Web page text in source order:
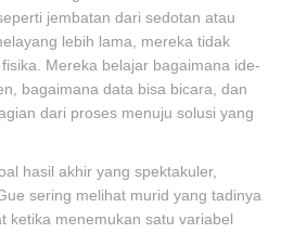
jembatan dari sedotan atau
lebih lama, mereka tidak
Mereka belajar bagaimana ide-
bagaimana data bisa bicara, dan
dari proses menuju solusi yang
hasil akhir yang spektakuler,
sering melihat murid yang tadinya
ketika menemukan satu variabel